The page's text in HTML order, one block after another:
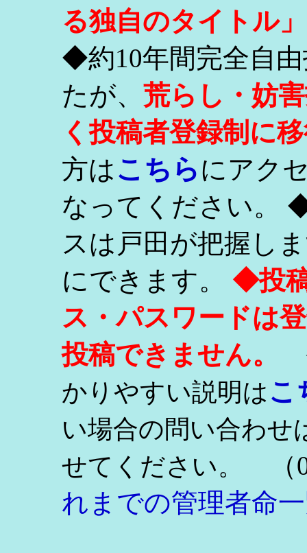
る独自のタイトル
◆約10年間完全自
たが、 荒らし・妨
く投稿者登録制に
方はこちらにアク
なってください。
スは戸田が把握し
にできます。 ◆投
ス・パスワードは
投稿できません。
かりやすい説明はこ
い場合の問い合わせ
せてください。
（
れまでの管理者命